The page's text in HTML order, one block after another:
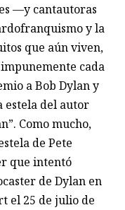
—y cantautoras
y la
que aún viven,
cada
a Bob Dylan y
estela del autor
Como mucho,
de Pete
que intentó
de Dylan en
el 25 de julio de